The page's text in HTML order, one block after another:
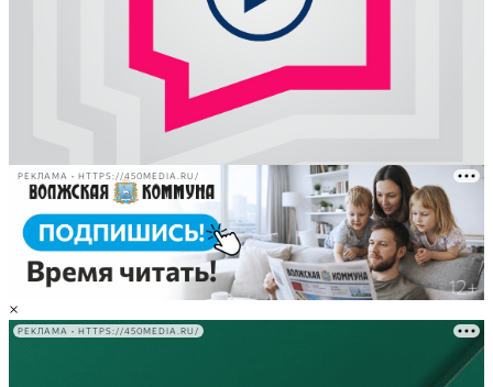
РЕКЛАМА • HTTPS://450MEDIA.RU/
×
РЕКЛАМА • HTTPS://450MEDIA.RU/